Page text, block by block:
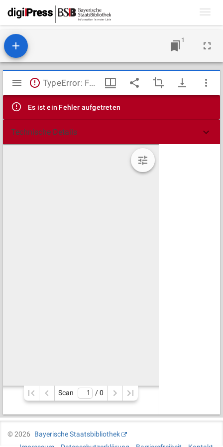
1
Mirador
Viewer
TypeError: Failed to fetch
Es ist ein Fehler aufgetreten
Technische Details
Scan / 0
©2026
Bayerische Staatsbibliothek